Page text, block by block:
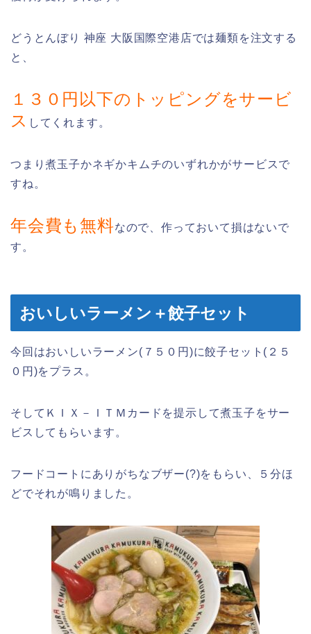
どうとんぼり 神座 大阪国際空港店では麺類を注文する
と、
１３０円以下のトッピングをサービ
ス してくれます。
つまり煮玉子かネギかキムチのいずれかがサービスで
すね。
年会費も無料なので、作っておいて損はないで
す。
おいしいラーメン＋餃子セット
今回はおいしいラーメン(７５０円)に餃子セット(２５
０円)をプラス。
そしてＫＩＸ－ＩＴＭカードを提示して煮玉子をサー
ビスしてもらいます。
フードコートにありがちなブザー(?)をもらい、５分ほ
どでそれが鳴りました。